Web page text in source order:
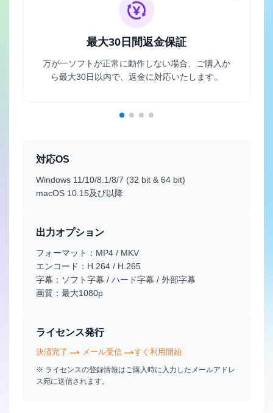
最大30日間返金保証
万が一ソフトが正常に動作しない場合、ご購入か
ら最大30日以内で、返金に対応いたします。
対応OS
Windows 11/10/8.1/8/7 (32 bit & 64 bit)
macOS 10.15及び以降
出力オプション
フォーマット：MP4 / MKV
エンコード：H.264 / H.265
字幕：ソフト字幕 / ハード字幕 / 外部字幕
画質：最大1080p
ライセンス発行
決済完了 メール受信 すぐ利用開始
※ ライセンスの登録情報はご購入時に入力したメールアドレ
ス宛に送信されます。